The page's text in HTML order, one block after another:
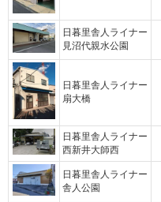
日暮里舎人ライナー
見沼代親水公園
日暮里舎人ライナー
扇大橋
日暮里舎人ライナー
西新井大師西
日暮里舎人ライナー
舎人公園